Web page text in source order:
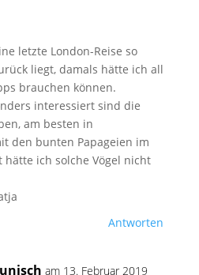
letzte London-Reise so
liegt, damals hätte ich all
brauchen können.
interessiert sind die
am besten in
den bunten Papageien im
hätte ich solche Vögel nicht
Antworten
am 13. Februar 2019